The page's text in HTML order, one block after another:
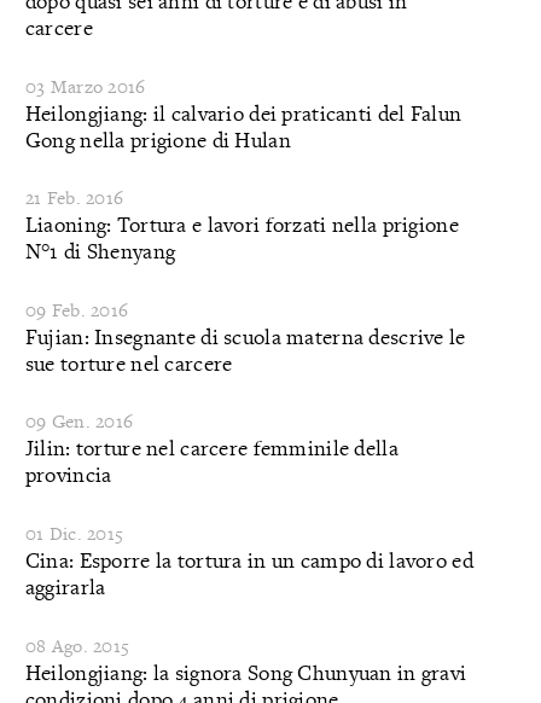
carcere
03 Marzo 2016
Heilongjiang: il calvario dei praticanti del Falun
Gong nella prigione di Hulan
21 Feb. 2016
Liaoning: Tortura e lavori forzati nella prigione
N°1 di Shenyang
09 Feb. 2016
Fujian: Insegnante di scuola materna descrive le
sue torture nel carcere
09 Gen. 2016
Jilin: torture nel carcere femminile della
provincia
01 Dic. 2015
Cina: Esporre la tortura in un campo di lavoro ed
aggirarla
08 Ago. 2015
Heilongjiang: la signora Song Chunyuan in gravi